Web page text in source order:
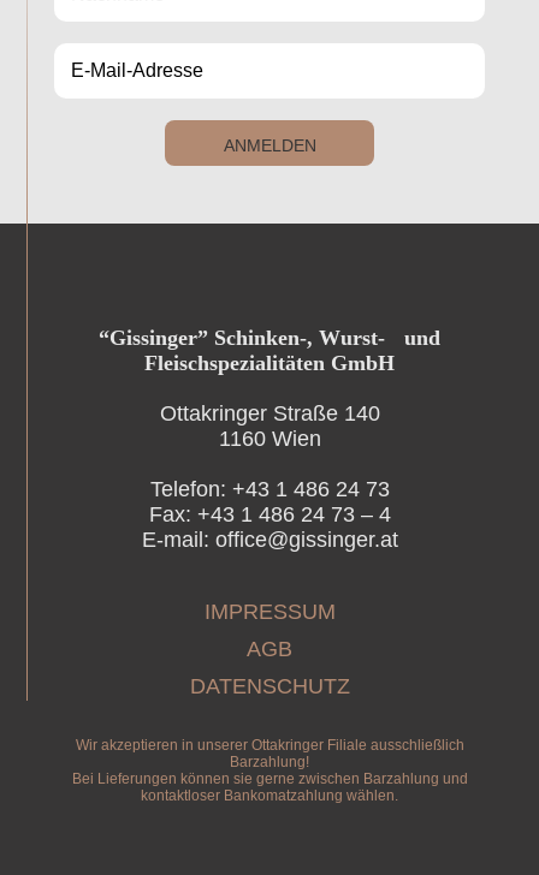
ANMELDEN
“Gissinger” Schinken-, Wurst- und
Fleischspezialitäten GmbH
Ottakringer Straße 140
1160 Wien
Telefon: +43 1 486 24 73
Fax: +43 1 486 24 73 – 4
E-mail: office@gissinger.at
IMPRESSUM
AGB
DATENSCHUTZ
Wir akzeptieren in unserer Ottakringer Filiale ausschließlich
Barzahlung!
Bei Lieferungen können sie gerne zwischen Barzahlung und
kontaktloser Bankomatzahlung wählen.